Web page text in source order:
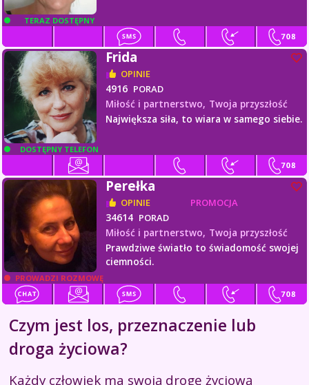
TERAZ DOSTĘPNY
DOSTĘPNY TELEFON
Frida
OPINIE
4916 PORAD
Miłość i partnerstwo, Twoja przyszłość
Największa siła, to wiara w samego siebie.
PROWADZI ROZMOWĘ
Perełka
OPINIE PROMOCJA
34614 PORAD
Miłość i partnerstwo, Twoja przyszłość
Prawdziwe światło to świadomość swojej
ciemności.
Czym jest los, przeznaczenie lub
droga życiowa?
Każdy człowiek ma swoją drogę życiową